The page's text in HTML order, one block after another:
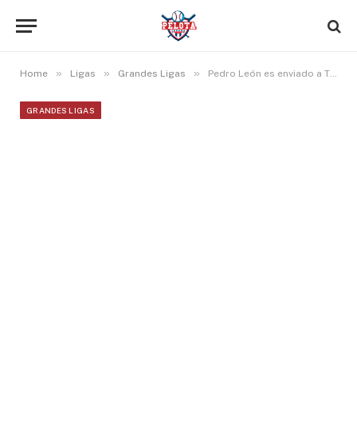
Home » Ligas » Grandes Ligas » Pedro León es enviado a Triple A y queda fuera del roster de los Phillies para el Opening Day
GRANDES LIGAS